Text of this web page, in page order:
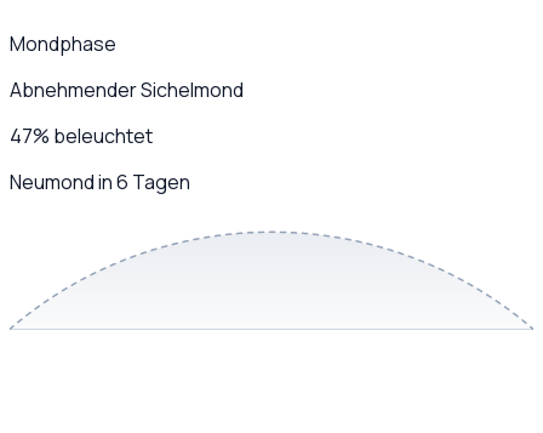
Mondphase
Abnehmender Sichelmond
47% beleuchtet
Neumond in 6 Tagen